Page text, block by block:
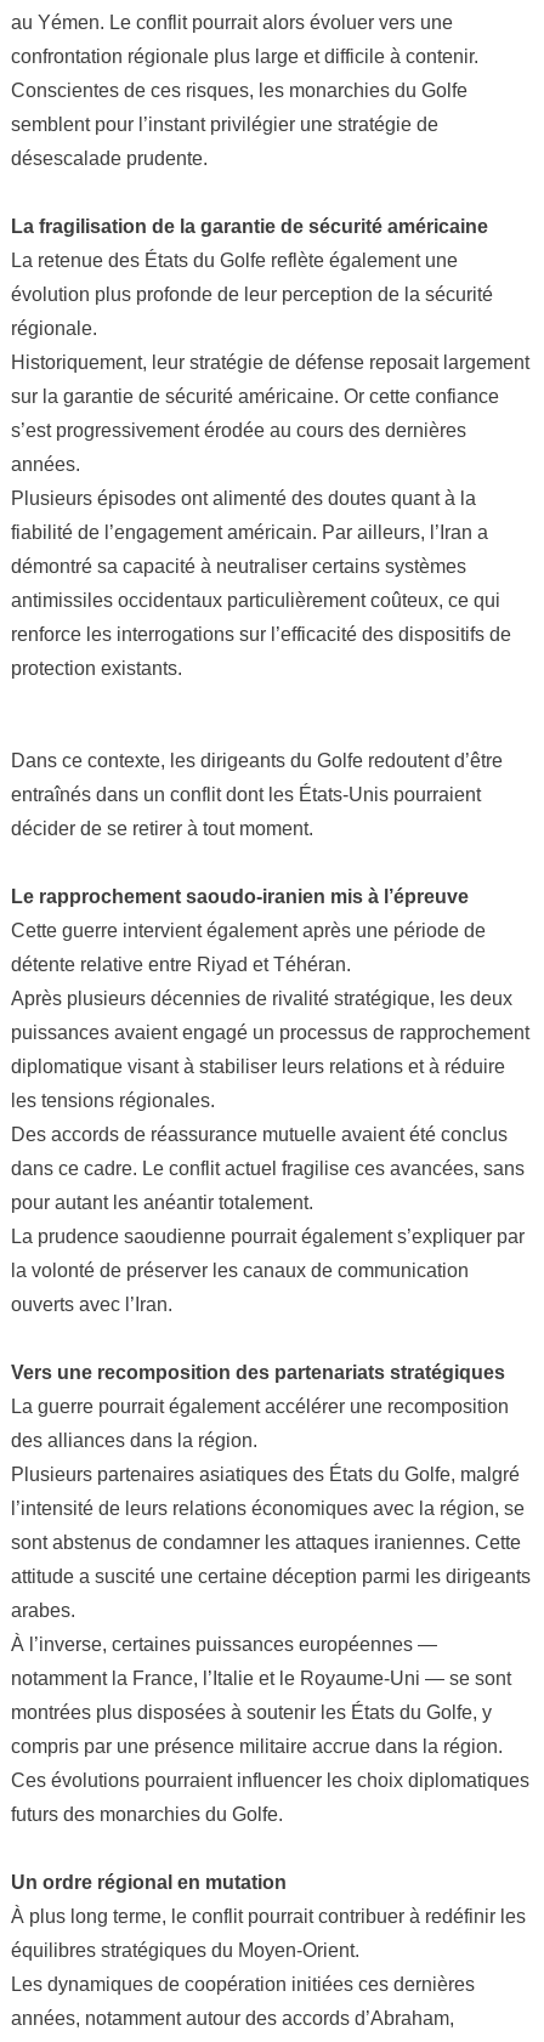
au Yémen. Le conflit pourrait alors évoluer vers une
confrontation régionale plus large et difficile à contenir.
Conscientes de ces risques, les monarchies du Golfe
semblent pour l’instant privilégier une stratégie de
désescalade prudente.
La fragilisation de la garantie de sécurité américaine
La retenue des États du Golfe reflète également une
évolution plus profonde de leur perception de la sécurité
régionale.
Historiquement, leur stratégie de défense reposait largement
sur la garantie de sécurité américaine. Or cette confiance
s’est progressivement érodée au cours des dernières
années.
Plusieurs épisodes ont alimenté des doutes quant à la
fiabilité de l’engagement américain. Par ailleurs, l’Iran a
démontré sa capacité à neutraliser certains systèmes
antimissiles occidentaux particulièrement coûteux, ce qui
renforce les interrogations sur l’efficacité des dispositifs de
protection existants.
Dans ce contexte, les dirigeants du Golfe redoutent d’être
entraînés dans un conflit dont les États-Unis pourraient
décider de se retirer à tout moment.
Le rapprochement saoudo-iranien mis à l’épreuve
Cette guerre intervient également après une période de
détente relative entre Riyad et Téhéran.
Après plusieurs décennies de rivalité stratégique, les deux
puissances avaient engagé un processus de rapprochement
diplomatique visant à stabiliser leurs relations et à réduire
les tensions régionales.
Des accords de réassurance mutuelle avaient été conclus
dans ce cadre. Le conflit actuel fragilise ces avancées, sans
pour autant les anéantir totalement.
La prudence saoudienne pourrait également s’expliquer par
la volonté de préserver les canaux de communication
ouverts avec l’Iran.
Vers une recomposition des partenariats stratégiques
La guerre pourrait également accélérer une recomposition
des alliances dans la région.
Plusieurs partenaires asiatiques des États du Golfe, malgré
l’intensité de leurs relations économiques avec la région, se
sont abstenus de condamner les attaques iraniennes. Cette
attitude a suscité une certaine déception parmi les dirigeants
arabes.
À l’inverse, certaines puissances européennes —
notamment la France, l’Italie et le Royaume-Uni — se sont
montrées plus disposées à soutenir les États du Golfe, y
compris par une présence militaire accrue dans la région.
Ces évolutions pourraient influencer les choix diplomatiques
futurs des monarchies du Golfe.
Un ordre régional en mutation
À plus long terme, le conflit pourrait contribuer à redéfinir les
équilibres stratégiques du Moyen-Orient.
Les dynamiques de coopération initiées ces dernières
années, notamment autour des accords d’Abraham,